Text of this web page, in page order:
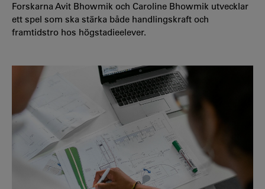
Forskarna Avit Bhowmik och Caroline Bhowmik utvecklar
ett spel som ska stärka både handlingskraft och
framtidstro hos högstadieelever.